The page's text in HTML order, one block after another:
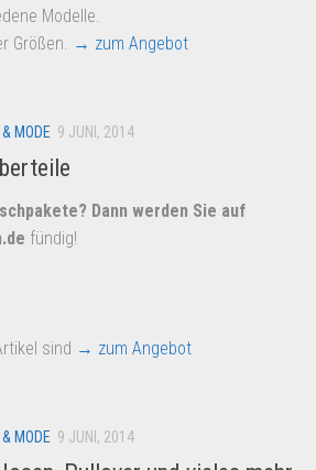
Modelle.
Größen. → zum Angebot
MODE 9 JUNI, 2014
Dann werden Sie auf
fündig!
sind → zum Angebot
MODE 9 JUNI, 2014